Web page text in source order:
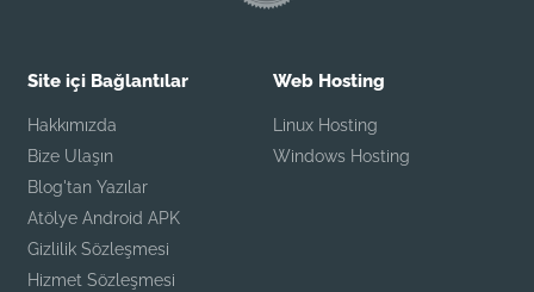
Site içi Bağlantılar
Hakkımızda
Bize Ulaşın
Blog'tan Yazılar
Atölye Android APK
Gizlilik Sözleşmesi
Hizmet Sözleşmesi
Web Hosting
Linux Hosting
Windows Hosting